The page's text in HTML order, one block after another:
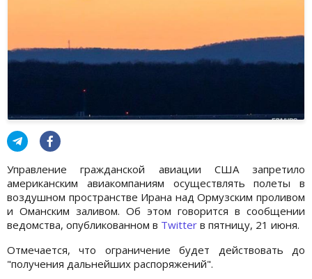
Управление гражданской авиации США запретило
американским авиакомпаниям осуществлять полеты в
воздушном пространстве Ирана над Ормузским проливом
и Оманским заливом. Об этом говорится в сообщении
ведомства, опубликованном в Twitter в пятницу, 21 июня.
Отмечается, что ограничение будет действовать до
"получения дальнейших распоряжений".